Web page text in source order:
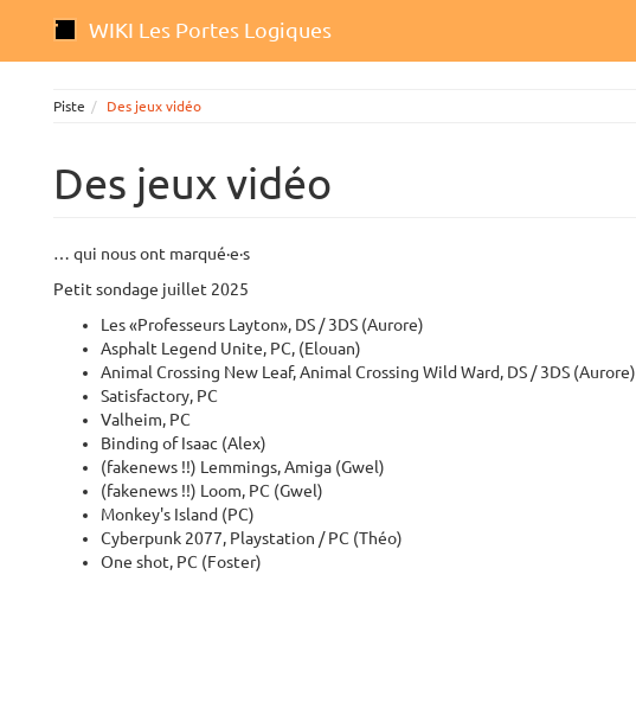
WIKI Les Portes Logiques
Piste Des jeux vidéo
Des jeux vidéo
… qui nous ont marqué·e·s
Petit sondage juillet 2025
Les «Professeurs Layton», DS / 3DS (Aurore)
Asphalt Legend Unite, PC, (Elouan)
Animal Crossing New Leaf, Animal Crossing Wild Ward, DS / 3DS (Aurore)
Satisfactory, PC
Valheim, PC
Binding of Isaac (Alex)
(fakenews !!) Lemmings, Amiga (Gwel)
(fakenews !!) Loom, PC (Gwel)
Monkey's Island (PC)
Cyberpunk 2077, Playstation / PC (Théo)
One shot, PC (Foster)